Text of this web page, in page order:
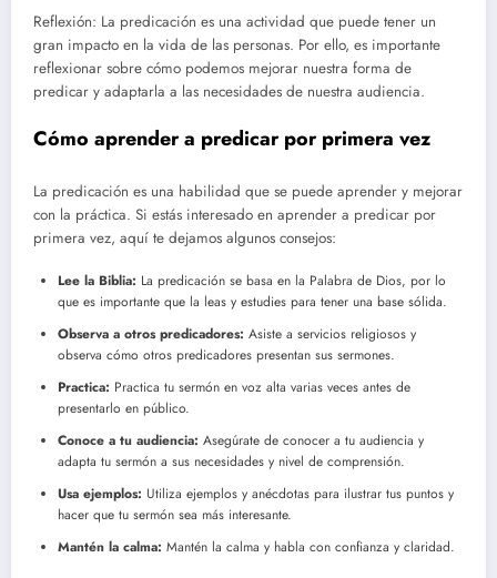
Reflexión: La predicación es una actividad que puede tener un
gran impacto en la vida de las personas. Por ello, es importante
reflexionar sobre cómo podemos mejorar nuestra forma de
predicar y adaptarla a las necesidades de nuestra audiencia.
Cómo aprender a predicar por primera vez
La predicación es una habilidad que se puede aprender y mejorar
con la práctica. Si estás interesado en aprender a predicar por
primera vez, aquí te dejamos algunos consejos:
Lee la Biblia: La predicación se basa en la Palabra de Dios, por lo
que es importante que la leas y estudies para tener una base sólida.
Observa a otros predicadores: Asiste a servicios religiosos y
observa cómo otros predicadores presentan sus sermones.
Practica: Practica tu sermón en voz alta varias veces antes de
presentarlo en público.
Conoce a tu audiencia: Asegúrate de conocer a tu audiencia y
adapta tu sermón a sus necesidades y nivel de comprensión.
Usa ejemplos: Utiliza ejemplos y anécdotas para ilustrar tus puntos y
hacer que tu sermón sea más interesante.
Mantén la calma: Mantén la calma y habla con confianza y claridad.